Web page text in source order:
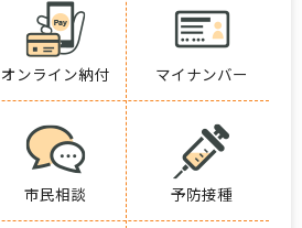
オンライン納付 マイナンバー
市民相談 予防接種